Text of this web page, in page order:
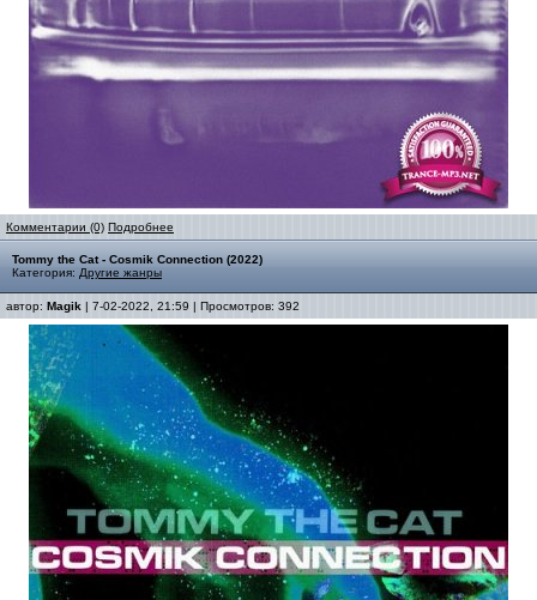
Комментарии (0) Подробнее
Tommy the Cat - Cosmik Connection (2022)
Категория: Другие жанры
автор: Magik | 7-02-2022, 21:59 | Просмотров: 392